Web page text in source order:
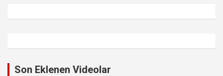
Son Eklenen Videolar